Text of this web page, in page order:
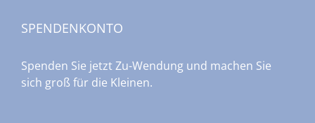
SPENDENKONTO
Spenden Sie jetzt Zu-Wendung und machen Sie
sich groß für die Kleinen.